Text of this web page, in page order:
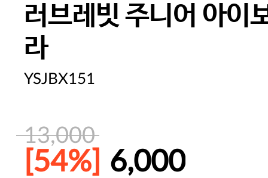
러브레빗 주니어 아이
라
YSJBX151
13,000
[54%] 6,000